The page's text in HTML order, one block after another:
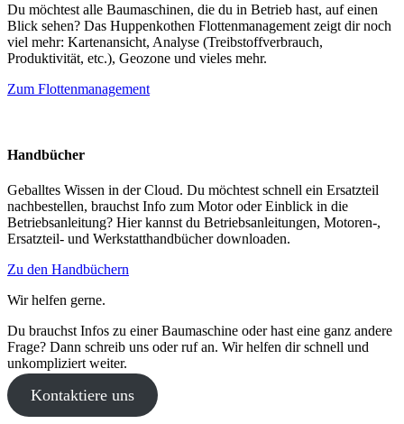
Du möchtest alle Baumaschinen, die du in Betrieb hast, auf einen
Blick sehen? Das Huppenkothen Flottenmanagement zeigt dir noch
viel mehr: Kartenansicht, Analyse (Treibstoffverbrauch,
Produktivität, etc.), Geozone und vieles mehr.
Zum Flottenmanagement
Handbücher
Geballtes Wissen in der Cloud. Du möchtest schnell ein Ersatzteil
nachbestellen, brauchst Info zum Motor oder Einblick in die
Betriebsanleitung? Hier kannst du Betriebsanleitungen, Motoren-,
Ersatzteil- und Werkstatthandbücher downloaden.
Zu den Handbüchern
Wir helfen gerne.
Du brauchst Infos zu einer Baumaschine oder hast eine ganz andere
Frage? Dann schreib uns oder ruf an. Wir helfen dir schnell und
unkompliziert weiter.
Kontaktiere uns